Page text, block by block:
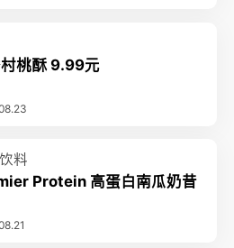
桃酥 9.99元
料
Protein 高蛋白南瓜奶昔